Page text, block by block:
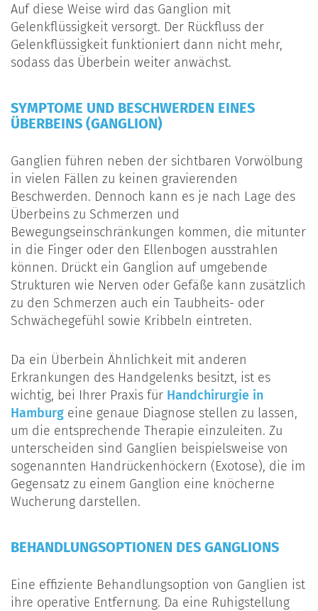
Auf diese Weise wird das Ganglion mit
Gelenkflüssigkeit versorgt. Der Rückfluss der
Gelenkflüssigkeit funktioniert dann nicht mehr,
sodass das Überbein weiter anwächst.
SYMPTOME UND BESCHWERDEN EINES
ÜBERBEINS (GANGLION)
Ganglien führen neben der sichtbaren Vorwölbung
in vielen Fällen zu keinen gravierenden
Beschwerden. Dennoch kann es je nach Lage des
Überbeins zu Schmerzen und
Bewegungseinschränkungen kommen, die mitunter
in die Finger oder den Ellenbogen ausstrahlen
können. Drückt ein Ganglion auf umgebende
Strukturen wie Nerven oder Gefäße kann zusätzlich
zu den Schmerzen auch ein Taubheits- oder
Schwächegefühl sowie Kribbeln eintreten.
Da ein Überbein Ähnlichkeit mit anderen
Erkrankungen des Handgelenks besitzt, ist es
wichtig, bei Ihrer Praxis für Handchirurgie in
Hamburg eine genaue Diagnose stellen zu lassen,
um die entsprechende Therapie einzuleiten. Zu
unterscheiden sind Ganglien beispielsweise von
sogenannten Handrückenhöckern (Exotose), die im
Gegensatz zu einem Ganglion eine knöcherne
Wucherung darstellen.
BEHANDLUNGSOPTIONEN DES GANGLIONS
Eine effiziente Behandlungsoption von Ganglien ist
ihre operative Entfernung. Da eine Ruhigstellung